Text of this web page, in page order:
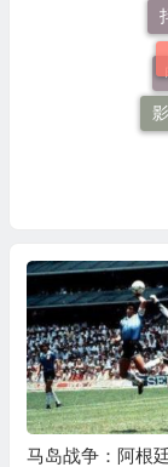
马岛战争：阿根